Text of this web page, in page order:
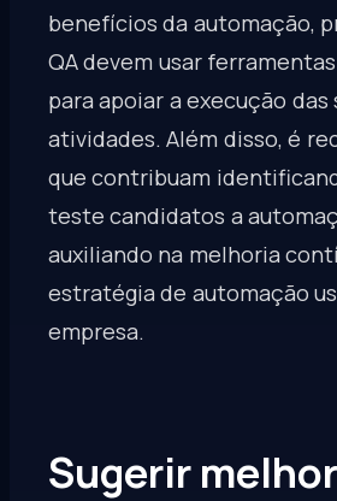
benefícios da automação,
QA devem usar
para apoiar a execução das
atividades. Além disso, é
que contribuam
teste candidatos a
auxiliando na melhoria
estratégia de automação
empresa.
Sugerir